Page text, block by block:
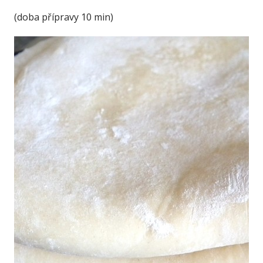
(doba přípravy 10 min)